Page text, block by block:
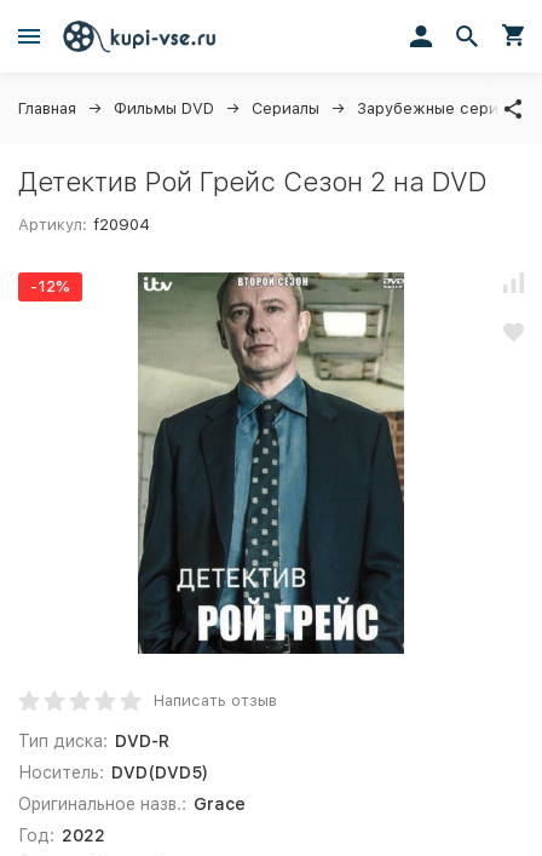
Главная Фильмы DVD Сериалы Зарубежные сериалы
Детектив Рой Грейс Сезон 2 на DVD
Артикул: f20904
-12%
Написать отзыв
Тип диска: DVD-R
Носитель: DVD(DVD5)
Оригинальное назв.: Grace
Год: 2022